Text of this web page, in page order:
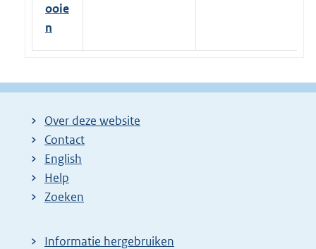
ooie
n
Over deze website
Contact
English
Help
Zoeken
Informatie hergebruiken